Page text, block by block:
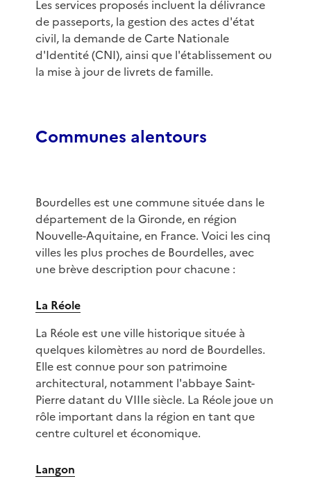
Les services proposés incluent la délivrance
de passeports, la gestion des actes d'état
civil, la demande de Carte Nationale
d'Identité (CNI), ainsi que l'établissement ou
la mise à jour de livrets de famille.
Communes alentours
Bourdelles est une commune située dans le
département de la Gironde, en région
Nouvelle-Aquitaine, en France. Voici les cinq
villes les plus proches de Bourdelles, avec
une brève description pour chacune :
La Réole
La Réole est une ville historique située à
quelques kilomètres au nord de Bourdelles.
Elle est connue pour son patrimoine
architectural, notamment l'abbaye Saint-
Pierre datant du VIIIe siècle. La Réole joue un
rôle important dans la région en tant que
centre culturel et économique.
Langon